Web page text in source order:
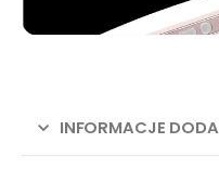
INFORMACJE